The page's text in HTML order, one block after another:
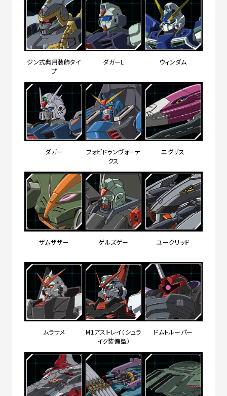
ジン式典用装飾タイ
プ
ダガーL ウィンダム
ダガー
フォビドゥンヴォーテ
クス
エグザス
ザムザザー ゲルズゲー ユークリッド
ムラサメ
M1アストレイ（シュラ
イク装備型）
ドムトルーパー